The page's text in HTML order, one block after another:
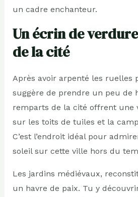
un cadre enchanteur.
Un écrin de
de la cité
Après avoir arpenté les ruelles
suggère de prendre un peu de
remparts de la cité offrent une
sur les toits de tuiles et la
C’est l’endroit idéal pour
soleil sur cette ville hors du
Les jardins médiévaux,
un havre de paix. Tu y